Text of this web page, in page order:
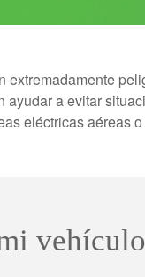
extremadamente
ayudar a evitar
eléctricas aéreas